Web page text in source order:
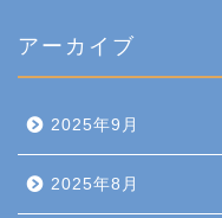
アーカイブ
2025年9月
2025年8月